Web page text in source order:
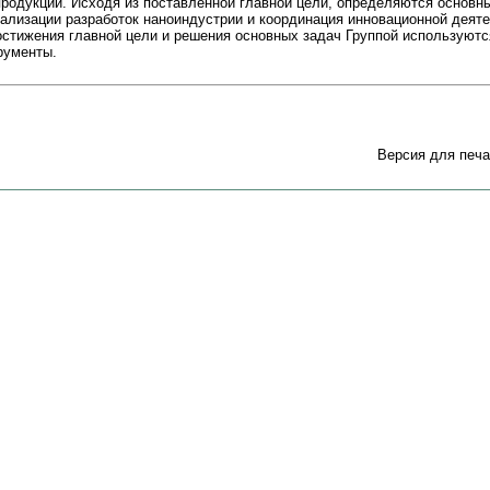
разработок наноиндустрии и координация инновационной
главной цели и решения основных задач Группой
Версия для